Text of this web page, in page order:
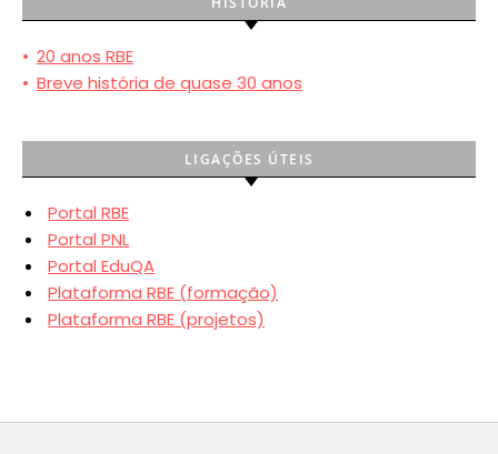
• 20 anos RBE
• Breve história de quase 30 anos
LIGAÇÕES ÚTEIS
Portal RBE
Portal PNL
Portal EduQA
Plataforma RBE (formação)
Plataforma RBE (projetos)